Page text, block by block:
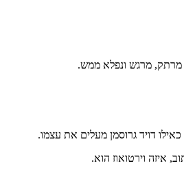
מרתק, מרגש ונפלא ממש.
דויד גרוסמן מעלים את עצמו.
איזה וירטואוז הוא.